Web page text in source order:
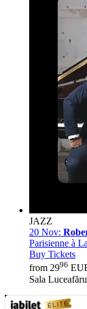
JAZZ
20 Nov:
Parisienne à
Buy Tickets
from 2996
Sala